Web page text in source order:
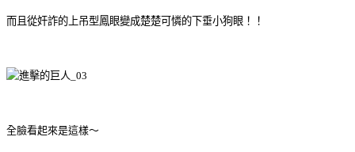
而且從奸詐的上吊型鳳眼變成楚楚可憐的下垂小狗眼！！
全臉看起來是這樣～